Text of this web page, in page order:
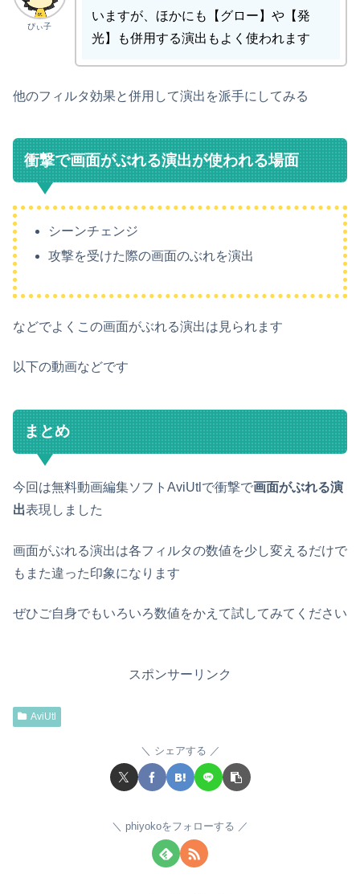
ぴぃ子
いますが、ほかにも【グロー】や【発
光】も併用する演出もよく使われます
他のフィルタ効果と併用して演出を派手にしてみる
衝撃で画面がぶれる演出が使われる場面
シーンチェンジ
攻撃を受けた際の画面のぶれを演出
などでよくこの画面がぶれる演出は見られます
以下の動画などです
まとめ
今回は無料動画編集ソフトAviUtlで衝撃で画面がぶれる演
出表現しました
画面がぶれる演出は各フィルタの数値を少し変えるだけで
もまた違った印象になります
ぜひご自身でもいろいろ数値をかえて試してみてください
スポンサーリンク
AviUtl
シェアする
phiyokoをフォローする